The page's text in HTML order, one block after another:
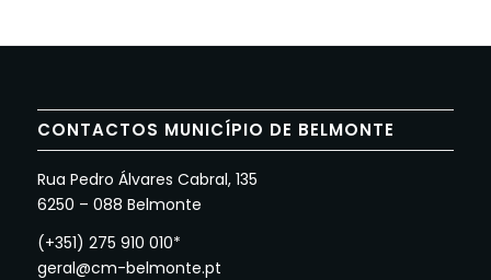
CONTACTOS MUNICÍPIO DE BELMONTE
Rua Pedro Álvares Cabral, 135
6250 – 088 Belmonte
(+351) 275 910 010*
geral@cm-belmonte.pt